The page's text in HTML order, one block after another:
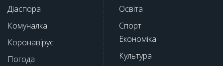
Діаспора
Комуналка
Коронавірус
Погода
Освіта
Спорт
Економіка
Культура